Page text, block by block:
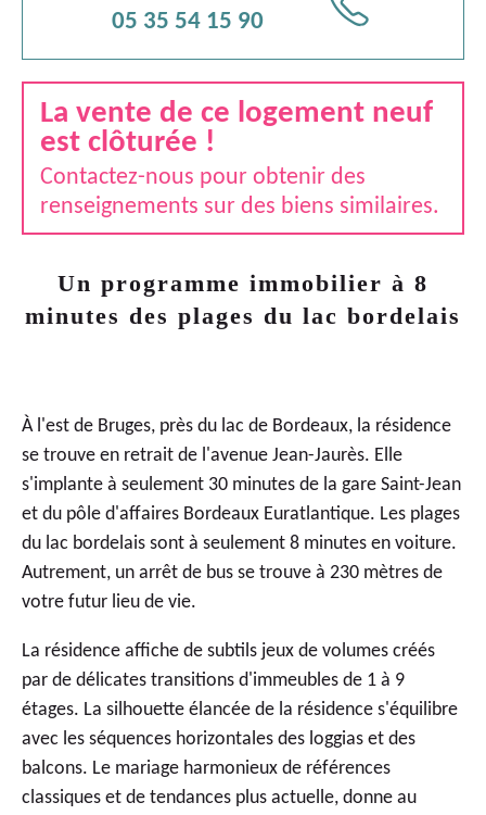
05 35 54 15 90
La vente de ce logement neuf
est clôturée !
Contactez-nous pour obtenir des
renseignements sur des biens similaires.
Un programme immobilier à 8
minutes des plages du lac bordelais
À l'est de Bruges, près du lac de Bordeaux, la résidence
se trouve en retrait de l'avenue Jean-Jaurès. Elle
s'implante à seulement 30 minutes de la gare Saint-Jean
et du pôle d'affaires Bordeaux Euratlantique. Les plages
du lac bordelais sont à seulement 8 minutes en voiture.
Autrement, un arrêt de bus se trouve à 230 mètres de
votre futur lieu de vie.
La résidence affiche de subtils jeux de volumes créés
par de délicates transitions d'immeubles de 1 à 9
étages. La silhouette élancée de la résidence s'équilibre
avec les séquences horizontales des loggias et des
balcons. Le mariage harmonieux de références
classiques et de tendances plus actuelle, donne au